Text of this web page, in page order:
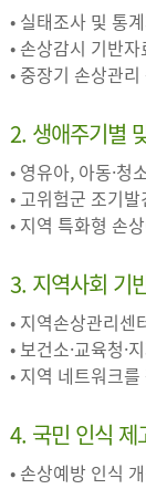
• 실태조사 및 통
• 손상감시 기반
• 중장기 손상관
2. 생애주기별
• 영유아, 아동·청
• 고위험군 조기
• 지역 특화형 손
3. 지역사회 기
• 지역손상관리센
• 보건소·교육청·
• 지역 네트워크
4. 국민 인식 제
• 손상예방 인식